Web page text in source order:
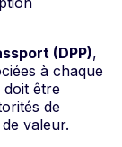
(DPP),
à chaque
doit être
de
valeur.